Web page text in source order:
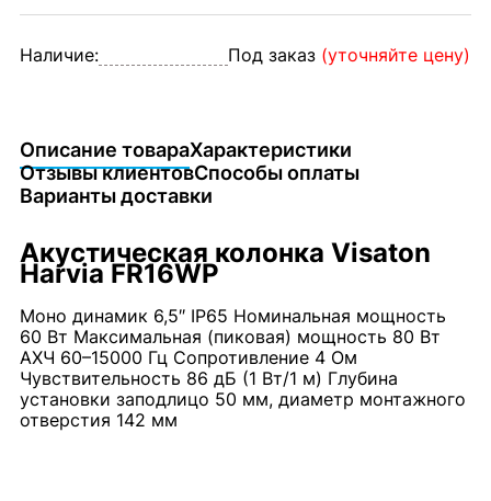
Наличие: Под заказ (уточняйте цену)
Описание товараХарактеристики
Отзывы клиентовСпособы оплаты
Варианты доставки
Акустическая колонка Visaton
Harvia FR16WP
Моно динамик 6,5″ IP65 Номинальная мощность
60 Вт Максимальная (пиковая) мощность 80 Вт
АХЧ 60–15000 Гц Сопротивление 4 Ом
Чувствительность 86 дБ (1 Вт/1 м) Глубина
установки заподлицо 50 мм, диаметр монтажного
отверстия 142 мм